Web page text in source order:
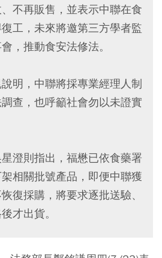
不再販售，並表示中聯在食
工，未來將邀第三方學者監
，推動食安法修法。
明，中聯將採專業經理人制
查，也呼籲社會勿以未證實
澄則指出，福懋已依食藥署
相關批號產品，即便中聯獲
復採購，將要求逐批送驗、
才出貨。